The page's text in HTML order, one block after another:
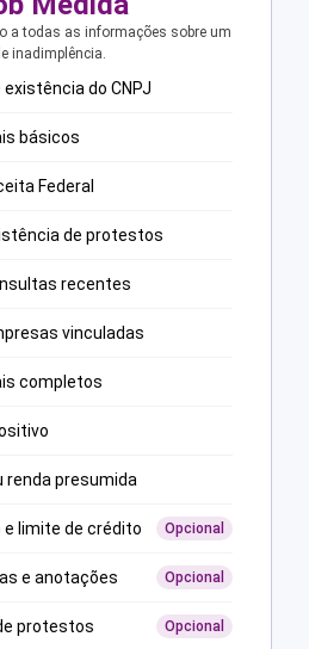
a todas as informações sobre um
inadimplência.
do CNPJ
básicos
Federal
de protestos
recentes
vinculadas
completos
renda presumida
e limite de crédito Opcional
e anotações Opcional
protestos Opcional